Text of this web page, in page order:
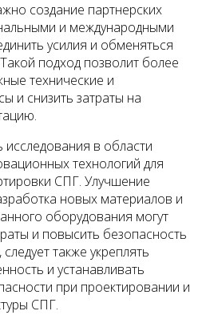
создание партнерских
и международными
усилия и обменяться
подход позволит более
технические и
и снизить затраты на
в области
технологий для
СПГ. Улучшение
новых материалов и
оборудования могут
и повысить безопасность
также укреплять
и устанавливать
при проектировании и
СПГ.